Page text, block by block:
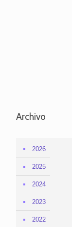
Archivo
2026
2025
2024
2023
2022